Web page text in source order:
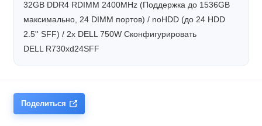
32GB DDR4 RDIMM 2400MHz (Поддержка до 1536GB
максимально, 24 DIMM портов) / noHDD (до 24 HDD
2.5'' SFF) / 2x DELL 750W Сконфигурировать
DELL R730xd24SFF
Поделиться